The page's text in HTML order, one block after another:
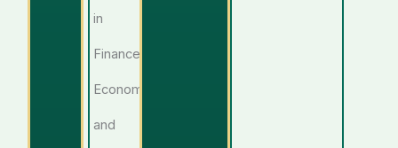
in
Finance,
Economics
and